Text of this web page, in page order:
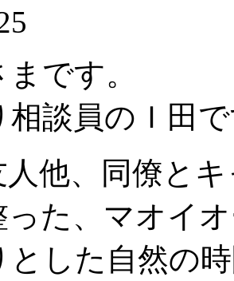
です。
相談員のＩ田
人他、同僚と
った、マオイ
とした自然の